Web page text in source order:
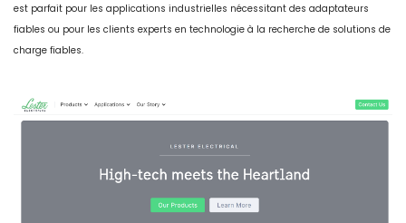
est parfait pour les applications industrielles nécessitant des adaptateurs
fiables ou pour les clients experts en technologie à la recherche de solutions de
charge fiables.